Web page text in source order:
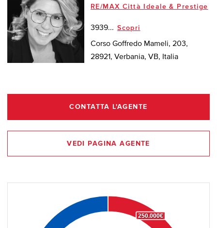
RE/MAX Città Ideale & Prestige
3939... Scopri
Corso Goffredo Mameli, 203,
28921, Verbania, VB, Italia
CONTATTA L'AGENTE
VEDI PAGINA AGENTE
250.000€